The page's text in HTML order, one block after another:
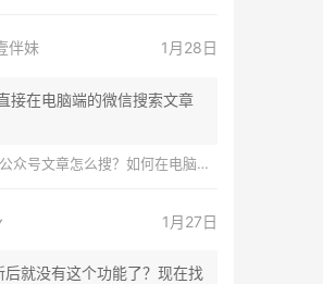
伴妹 1月28日
接在电脑端的微信搜索文章
号文章怎么搜？如何在电脑上搜索公众号文章？
1月27日
后就没有这个功能了？现在找